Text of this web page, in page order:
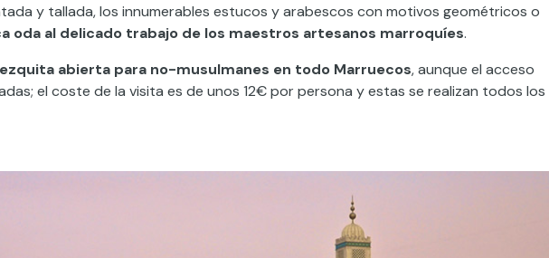
y tallada, los innumerables estucos y arabescos con motivos geométricos o
oda al delicado trabajo de los maestros artesanos marroquíes.
abierta para no-musulmanes en todo Marruecos, aunque el acceso
el coste de la visita es de unos 12€ por persona y estas se realizan todos los